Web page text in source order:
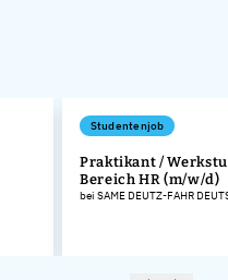
Studentenjob
Praktikant /
Bereich HR (m/w/d)
bei SAME DEUTZ-FAHR